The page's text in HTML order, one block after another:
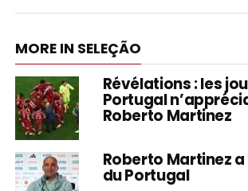
MORE IN SELEÇÃO
Révélations : les
Portugal
Roberto Martinez
Roberto Martinez
du Portugal